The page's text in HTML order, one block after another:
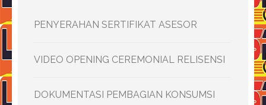
PENYERAHAN SERTIFIKAT ASESOR
VIDEO OPENING CEREMONIAL RELISENSI
DOKUMENTASI PEMBAGIAN KONSUMSI